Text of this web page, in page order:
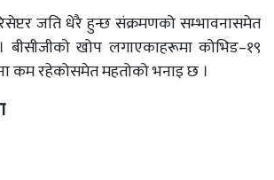
जति धेरै हुन्छ संक्रमणको सम्भावनासमेत
बीसीजीको खोप लगाएकाहरूमा कोभिड–१९
कम रहेकोसमेत महतोको भनाइ छ ।